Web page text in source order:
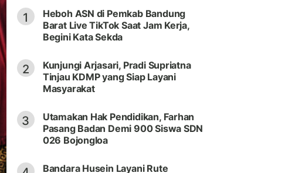
1
Heboh ASN di Pemkab Bandung
Barat Live TikTok Saat Jam Kerja,
Begini Kata Sekda
2
Kunjungi Arjasari, Pradi Supriatna
Tinjau KDMP yang Siap Layani
Masyarakat
3
Utamakan Hak Pendidikan, Farhan
Pasang Badan Demi 900 Siswa SDN
026 Bojongloa
Bandara Husein Layani Rute